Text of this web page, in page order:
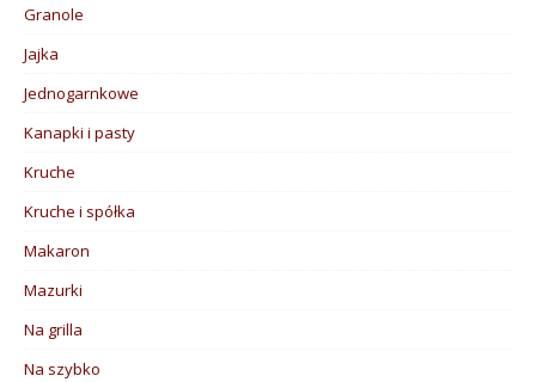
Granole
Jajka
Jednogarnkowe
Kanapki i pasty
Kruche
Kruche i spółka
Makaron
Mazurki
Na grilla
Na szybko